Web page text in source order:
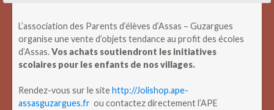
L’association des Parents d’élèves d’Assas – Guzargues
organise une vente d’objets tendance au profit des écoles
d’Assas.Vos achats soutiendront les initiatives
scolaires pour les enfants de nos villages.
Rendez-vous sur le sitehttp://Jolishop.ape-
assasguzargues.fr ou contactez directement l’APE